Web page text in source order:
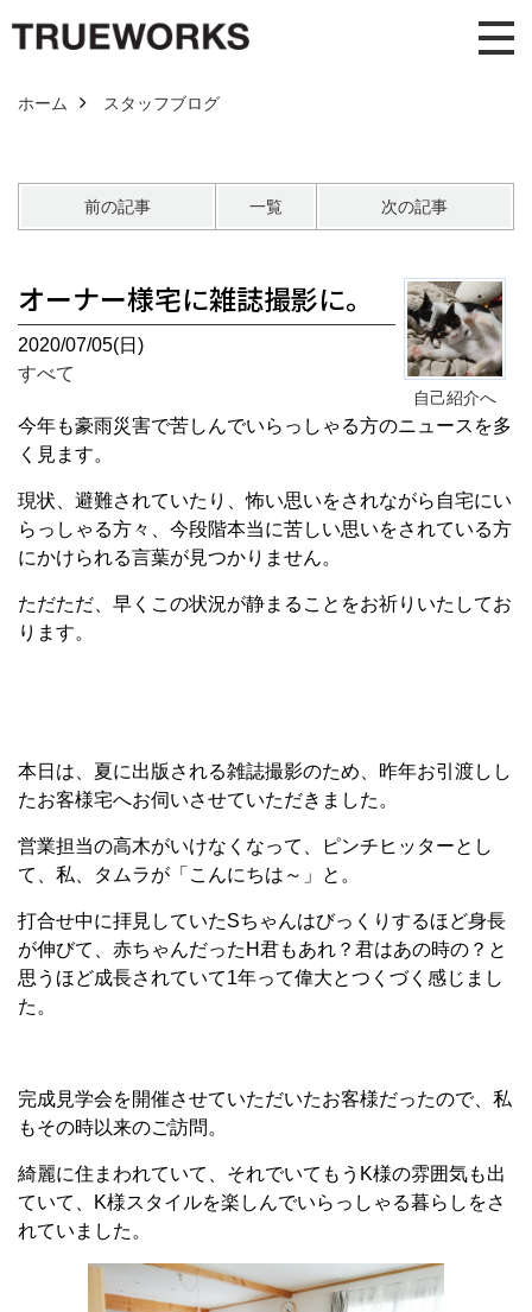
ホーム スタッフブログ
前の記事 一覧 次の記事
自己紹介へ
オーナー様宅に雑誌撮影に。
2020/07/05(日)
すべて
今年も豪雨災害で苦しんでいらっしゃる方のニュースを多
く見ます。
現状、避難されていたり、怖い思いをされながら自宅にい
らっしゃる方々、今段階本当に苦しい思いをされている方
にかけられる言葉が見つかりません。
ただただ、早くこの状況が静まることをお祈りいたしてお
ります。
本日は、夏に出版される雑誌撮影のため、昨年お引渡しし
たお客様宅へお伺いさせていただきました。
営業担当の高木がいけなくなって、ピンチヒッターとし
て、私、タムラが「こんにちは～」と。
打合せ中に拝見していたSちゃんはびっくりするほど身長
が伸びて、赤ちゃんだったH君もあれ？君はあの時の？と
思うほど成長されていて1年って偉大とつくづく感じまし
た。
完成見学会を開催させていただいたお客様だったので、私
もその時以来のご訪問。
綺麗に住まわれていて、それでいてもうK様の雰囲気も出
ていて、K様スタイルを楽しんでいらっしゃる暮らしをさ
れていました。